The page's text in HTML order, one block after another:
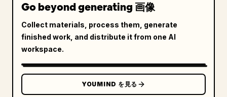
Go beyond generating 画像
Collect materials, process them, generate
finished work, and distribute it from one AI
workspace.
YOUMIND を見る